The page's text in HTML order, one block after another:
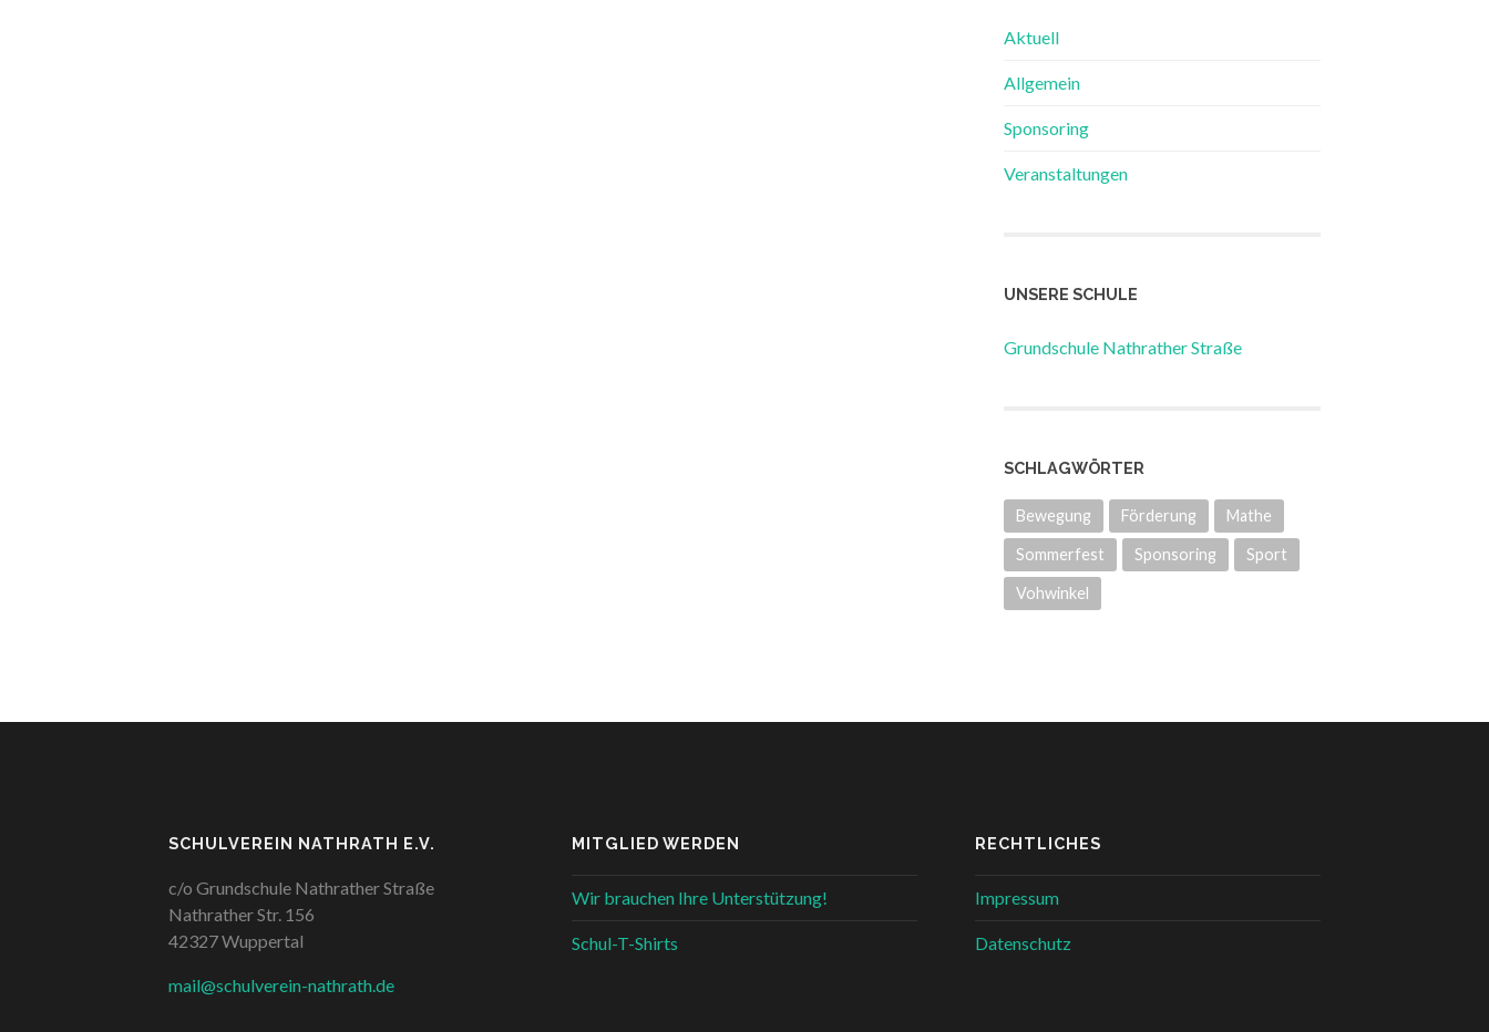
Aktuell
Allgemein
Sponsoring
Veranstaltungen
UNSERE SCHULE
Grundschule Nathrather Straße
SCHLAGWÖRTER
Bewegung Förderung Mathe
Sommerfest Sponsoring Sport
Vohwinkel
SCHULVEREIN NATHRATH E.V.
c/o Grundschule Nathrather Straße
Nathrather Str. 156
42327 Wuppertal
mail@schulverein-nathrath.de
MITGLIED WERDEN
Wir brauchen Ihre Unterstützung!
Schul-T-Shirts
RECHTLICHES
Impressum
Datenschutz